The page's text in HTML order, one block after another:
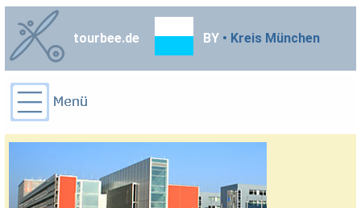
tourbee.de BY • Kreis München